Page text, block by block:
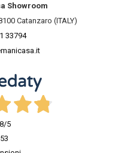
Showroom
Catanzaro (ITALY)
33794
/5